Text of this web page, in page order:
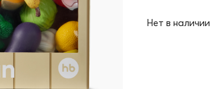
Нет в наличии